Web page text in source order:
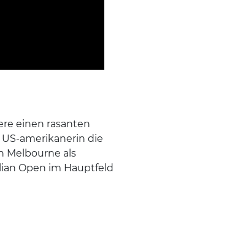
einen rasanten
amerikanerin die
Melbourne als
Open im Hauptfeld